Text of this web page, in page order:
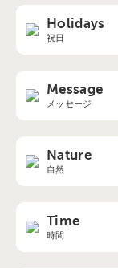
Holidays
祝日
Message
メッセージ
Nature
自然
Time
時間